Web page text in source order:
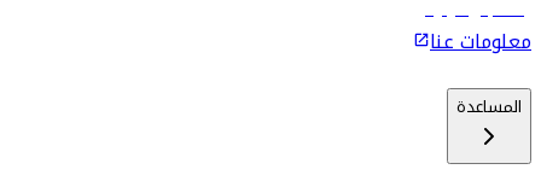
رحلات إلى كولومبو
معلومات عنا
المساعدة